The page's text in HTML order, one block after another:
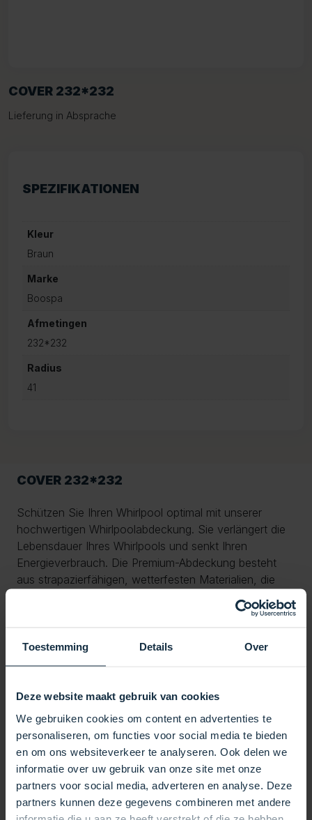
Toestemming Details Over
Deze website maakt gebruik van cookies
We gebruiken cookies om content en advertenties te
personaliseren, om functies voor social media te bieden
en om ons websiteverkeer te analyseren. Ook delen we
informatie over uw gebruik van onze site met onze
partners voor social media, adverteren en analyse. Deze
partners kunnen deze gegevens combineren met andere
COVER 232*232
Lieferung in Absprache
SPEZIFIKATIONEN
Kleur
Braun
Marke
Boospa
Afmetingen
232*232
Radius
41
COVER 232*232
Schützen Sie Ihren Whirlpool optimal mit unserer
hochwertigen Whirlpoolabdeckung. Sie verlängert die
Lebensdauer Ihres Whirlpools und senkt Ihren
Energieverbrauch. Die Premium-Abdeckung besteht
aus strapazierfähigen, wetterfesten Materialien, die
Regen, UV-Strahlung, Schmutz und Frost zuverlässig
widerstehen. Dank der dicken Isolierung wird die
schneller die gewünschte Temperatur erreicht und Sie
deutlich Energiekosten sparen. Verstärkte Nähte und
Abdeckung auch bei starkem Wind sicher an ihrem
Platz bleibt. Die Abdeckung passt perfekt über Ihren
Whirlpool und lässt sich dank praktischer Griffe
mühelos öffnen und schließen. Mit ihrem eleganten
und modernen Design verleiht diese
Whirlpoolabdeckung Ihrem Außenbereich ein
gepflegtes und luxuriöses Ambiente.